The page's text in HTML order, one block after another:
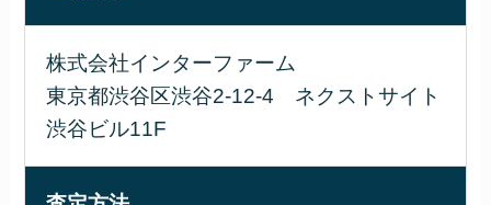
株式会社インターファーム
東京都渋谷区渋谷2-12-4 ネクストサイト
渋谷ビル11F